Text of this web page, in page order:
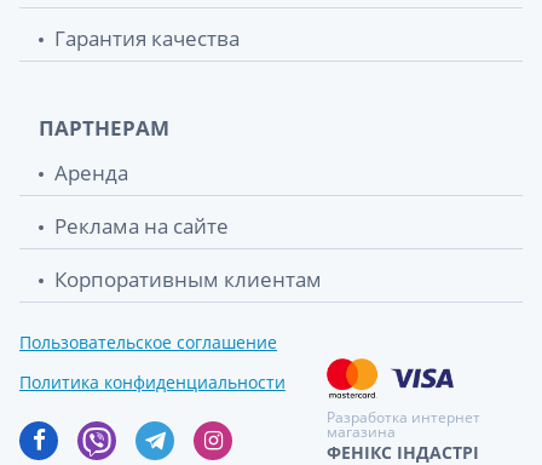
Гарантия качества
ПАРТНЕРАМ
Аренда
Реклама на сайте
Корпоративным клиентам
Пользовательское соглашение
Политика конфиденциальности
Разработка интернет
магазина
ФЕНІКС ІНДАСТРІ